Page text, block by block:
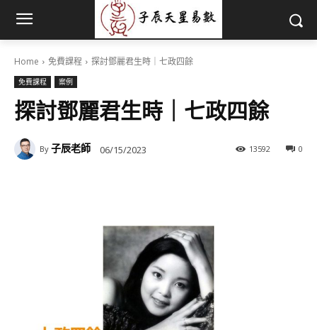
Home 免費課程 探討鄧麗君生時｜七政四餘
免費課程 案例
探討鄧麗君生時｜七政四餘
By 子辰老師 06/15/2023 0
13592